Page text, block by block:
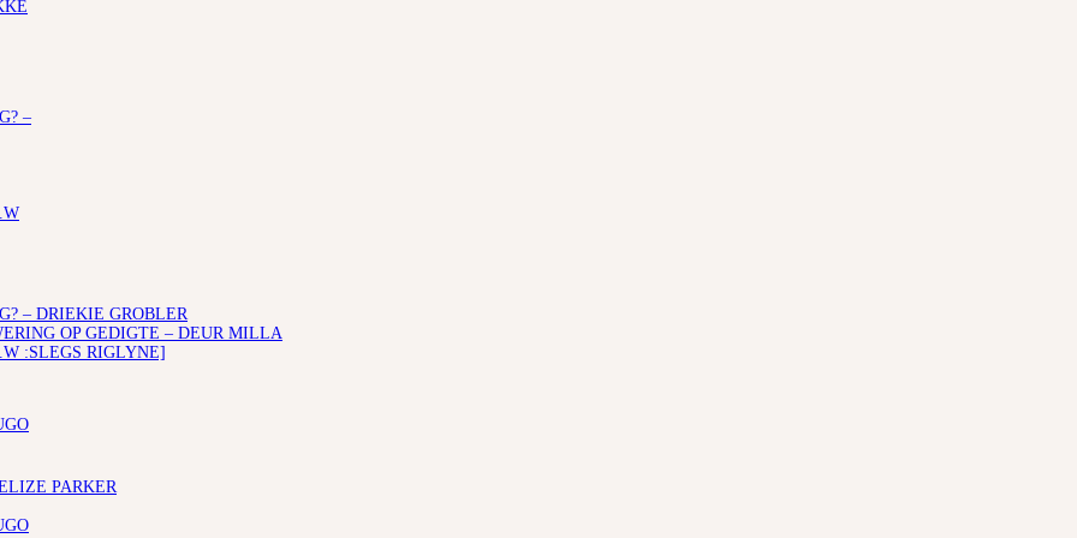
–
– DRIEKIE GROBLER
OP GEDIGTE – DEUR MILLA
:SLEGS RIGLYNE]
PARKER